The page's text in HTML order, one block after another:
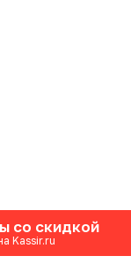
со скидкой
Kassir.ru